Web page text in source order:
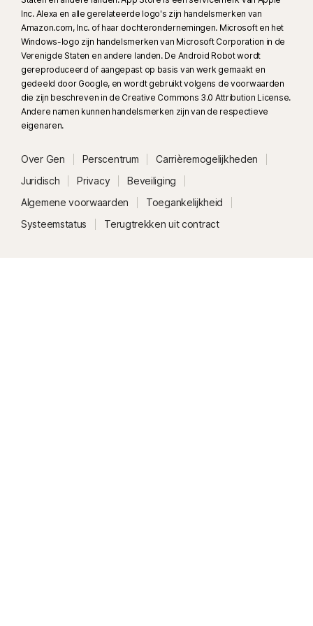
Je apparaat moet zijn ingeschakeld en een internet-/data-abonnement
hebben.
Dark Web Monitoring is niet in alle landen beschikbaar. De informatie
waarop toezicht wordt gehouden is afhankelijk van het land waar je woont
en het gekozen abonnement. Er wordt standaard toezicht gehouden op je
e-mailadres en het toezicht begint onmiddellijk. Meld je aan bij je account
Alleen beschikbaar op Android- en iOS-apparaten met geactiveerde
Werkt alleen op Mac en Windows via een ondersteunde extensie en
Inc. Alexa en alle gerelateerde logo's zijn handelsmerken van
Amazon.com, Inc. of haar dochterondernemingen. Microsoft en het
Windows-logo zijn handelsmerken van Microsoft Corporation in de
Verenigde Staten en andere landen. De Android Robot wordt
gereproduceerd of aangepast op basis van werk gemaakt en
gedeeld door Google, en wordt gebruikt volgens de voorwaarden
die zijn beschreven in de Creative Commons 3.0 Attribution License.
Andere namen kunnen handelsmerken zijn van de respectieve
eigenaren.
Over Gen Perscentrum
Carrièremogelijkheden
Juridisch
Privacy
Beveiliging
Algemene voorwaarden
Toegankelijkheid
Systeemstatus
Terugtrekken uit contract